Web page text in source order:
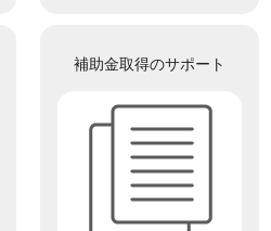
補助金取得のサポート